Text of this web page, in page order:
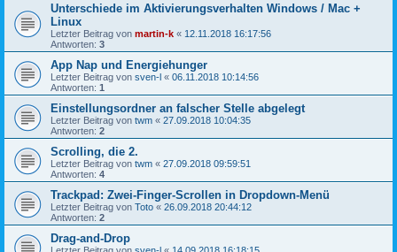
Unterschiede im Aktivierungsverhalten Windows / Mac +
Linux
Letzter Beitrag von martin-k « 12.11.2018 16:17:56
Antworten: 3
App Nap und Energiehunger
Letzter Beitrag von sven-l « 06.11.2018 10:14:56
Antworten: 1
Einstellungsordner an falscher Stelle abgelegt
Letzter Beitrag von twm « 27.09.2018 10:04:35
Antworten: 2
Scrolling, die 2.
Letzter Beitrag von twm « 27.09.2018 09:59:51
Antworten: 4
Trackpad: Zwei-Finger-Scrollen in Dropdown-Menü
Letzter Beitrag von Toto « 26.09.2018 20:44:12
Antworten: 2
Drag-and-Drop